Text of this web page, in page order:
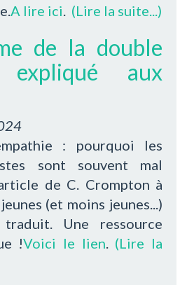
A lire ici (Lire la suite...)
de la double
expliqué aux
: pourquoi les
sont souvent mal
de C. Crompton à
(et moins jeunes...)
Une ressource
!Voici le lien.(Lire la